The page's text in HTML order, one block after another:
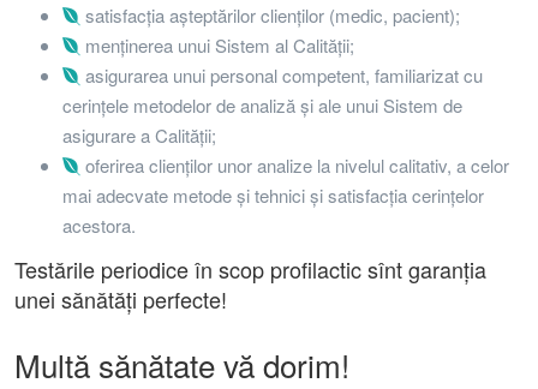
satisfacţia aşteptărilor clienţilor (medic, pacient);
menţinerea unui Sistem al Calităţii;
asigurarea unui personal competent, familiarizat cu
cerinţele metodelor de analiză şi ale unui Sistem de
asigurare a Calităţii;
oferirea clienţilor unor analize la nivelul calitativ, a celor
mai adecvate metode şi tehnici şi satisfacţia cerinţelor
acestora.
Testările periodice în scop profilactic sînt garanţia
unei sănătăţi perfecte!
Multă sănătate vă dorim!